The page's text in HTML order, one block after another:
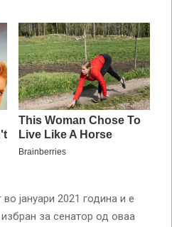
јануари 2021 година и е
за сенатор од оваа